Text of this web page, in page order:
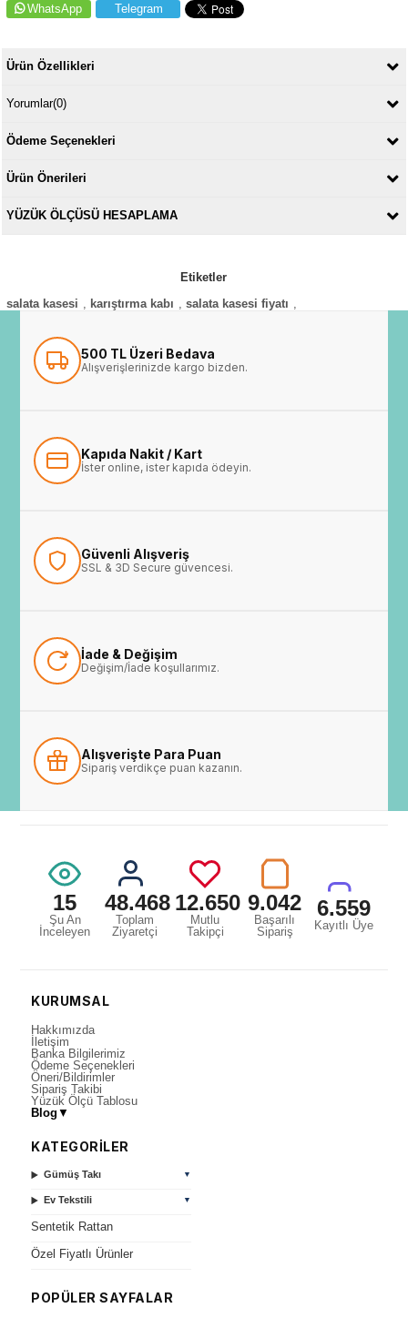
WhatsApp Telegram
Ürün Özellikleri
Yorumlar(0)
Ödeme Seçenekleri
Ürün Önerileri
YÜZÜK ÖLÇÜSÜ HESAPLAMA
Etiketler
salata kasesi , karıştırma kabı , salata kasesi fiyatı ,
500 TL Üzeri Bedava
Alışverişlerinizde kargo bizden.
Kapıda Nakit / Kart
İster online, ister kapıda ödeyin.
Güvenli Alışveriş
SSL & 3D Secure güvencesi.
İade & Değişim
Değişim/İade koşullarımız.
Alışverişte Para Puan
Sipariş verdikçe puan kazanın.
15
Şu An
İnceleyen
48.468
Toplam
Ziyaretçi
12.650
Mutlu
Takipçi
9.042
Başarılı
Sipariş
6.559
Kayıtlı Üye
KURUMSAL
Hakkımızda
İletişim
Banka Bilgilerimiz
Ödeme Seçenekleri
Öneri/Bildirimler
Sipariş Takibi
Yüzük Ölçü Tablosu
Blog ▼
KATEGORİLER
Gümüş Takı ▼
Ev Tekstili ▼
Sentetik Rattan
Özel Fiyatlı Ürünler
POPÜLER SAYFALAR